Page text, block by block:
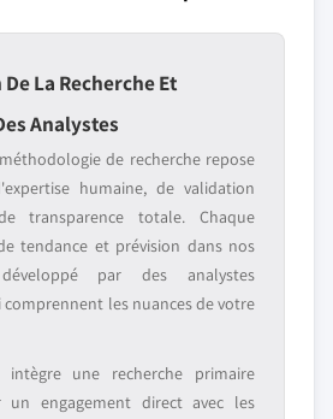
La Recherche Et
Analystes
de recherche repose
humaine, de validation
transparence totale. Chaque
tendance et prévision dans nos
par des analystes
les nuances de votre
intègre une recherche primaire
un engagement direct avec les